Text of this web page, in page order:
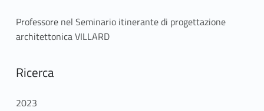
Professore nel Seminario itinerante di progettazione
architettonica VILLARD
Ricerca
2023